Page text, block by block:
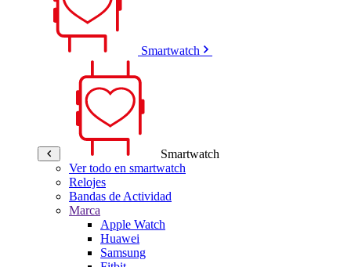
Smartwatch
Smartwatch
Ver todo en smartwatch
Relojes
Bandas de Actividad
Marca
Apple Watch
Huawei
Samsung